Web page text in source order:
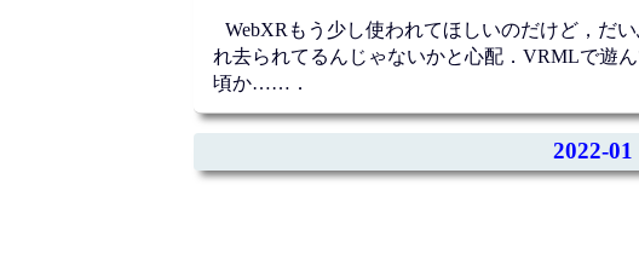
WebXRもう少し使われてほしいのだけど，だ
れ去られてるんじゃないかと心配．VRMLで遊
頃か……．
2022-01